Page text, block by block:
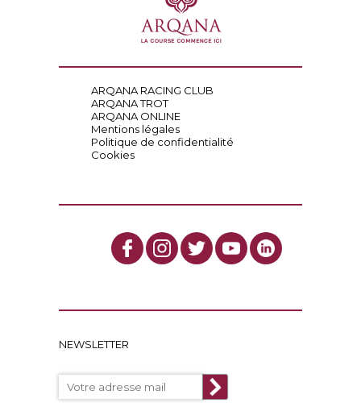
ARQANA RACING CLUB
ARQANA TROT
ARQANA ONLINE
Mentions légales
Politique de confidentialité
Cookies
NEWSLETTER